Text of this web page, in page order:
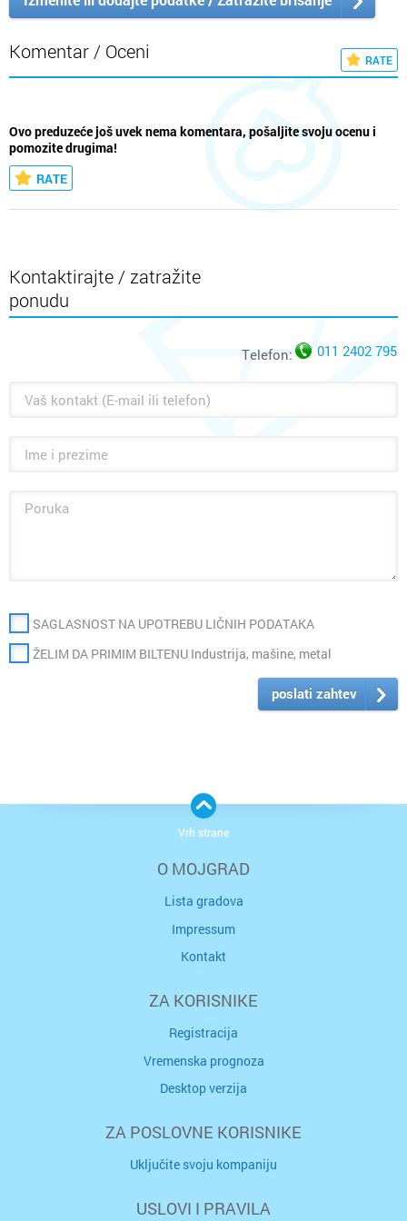
Komentar / Oceni RATE
Ovo preduzeće još uvek nema komentara, pošaljite svoju ocenu i
pomozite drugima!
RATE
Kontaktirajte / zatražite
ponudu
Telefon: 011 2402 795
SAGLASNOST NA UPOTREBU LIČNIH PODATAKA
ŽELIM DA PRIMIM BILTENU Industrija, mašine, metal
poslati zahtev
O MOJGRAD
Lista gradova
Impressum
Kontakt
ZA KORISNIKE
Registracija
Vremenska prognoza
Desktop verzija
ZA POSLOVNE KORISNIKE
Uključite svoju kompaniju
USLOVI I PRAVILA
Vrh strane